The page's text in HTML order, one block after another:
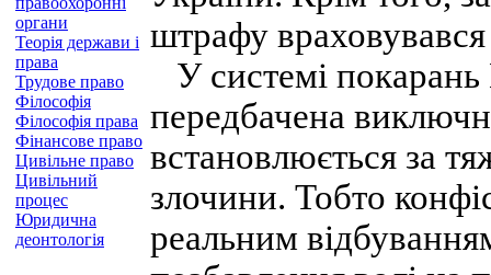
органи
Теорія держави і
права
Трудове право
Філософія
Філософія права
Фінансове право
Цивільне право
Цивільний
процес
Юридична
деонтологія
штрафу
У системі
передбачена
встановлюється за
злочини. Тобто
реальним